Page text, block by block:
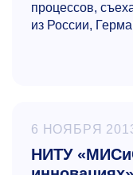
процессов,
из России,
6 НОЯБРЯ
НИТУ